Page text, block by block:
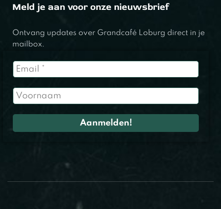
Meld je aan voor onze nieuwsbrief
Ontvang updates over Grandcafé Loburg direct in je
mailbox.